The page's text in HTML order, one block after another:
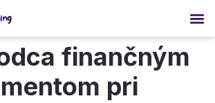
finančným
pri